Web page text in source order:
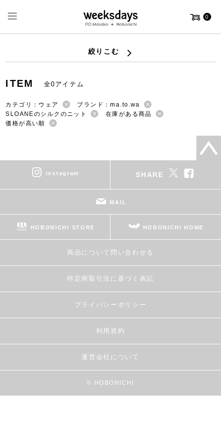
0
絞りこむ
ITEM 全0アイテム
カテゴリ：ウェア
ブランド：ma.to.wa
SLOANEのシルクのニット
在庫がある商品
価格が高い順
instagram SHARE
MAIL
HOBONICHI STORE HOBONICHI HOME
商品について問い合わせる
特定商取引法に基づく表記
プライバシーポリシー
利用規約
運営会社について
© HOBONICHI